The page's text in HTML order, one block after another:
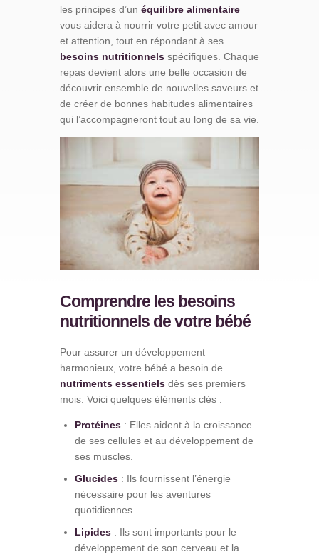
les principes d’un équilibre alimentaire
vous aidera à nourrir votre petit avec amour
et attention, tout en répondant à ses
besoins nutritionnels spécifiques. Chaque
repas devient alors une belle occasion de
découvrir ensemble de nouvelles saveurs et
de créer de bonnes habitudes alimentaires
qui l’accompagneront tout au long de sa vie.
Comprendre les besoins
nutritionnels de votre bébé
Pour assurer un développement
harmonieux, votre bébé a besoin de
nutriments essentiels dès ses premiers
mois. Voici quelques éléments clés :
Protéines : Elles aident à la croissance
de ses cellules et au développement de
ses muscles.
Glucides : Ils fournissent l’énergie
nécessaire pour les aventures
quotidiennes.
Lipides : Ils sont importants pour le
développement de son cerveau et la